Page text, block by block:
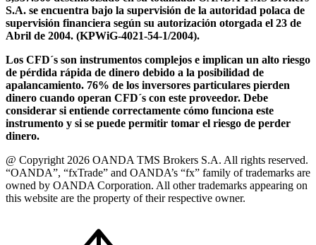
S.A. se encuentra bajo la supervisión de la autoridad polaca de
supervisión financiera según su autorización otorgada el 23 de
Abril de 2004. (KPWiG-4021-54-1/2004).
Los CFD´s son instrumentos complejos e implican un alto riesgo
de pérdida rápida de dinero debido a la posibilidad de
apalancamiento. 76% de los inversores particulares pierden
dinero cuando operan CFD´s con este proveedor. Debe
considerar si entiende correctamente cómo funciona este
instrumento y si se puede permitir tomar el riesgo de perder
dinero.
@ Copyright 2026 OANDA TMS Brokers S.A. All rights reserved.
“OANDA”, “fxTrade” and OANDA’s “fx” family of trademarks are
owned by OANDA Corporation. All other trademarks appearing on
this website are the property of their respective owner.